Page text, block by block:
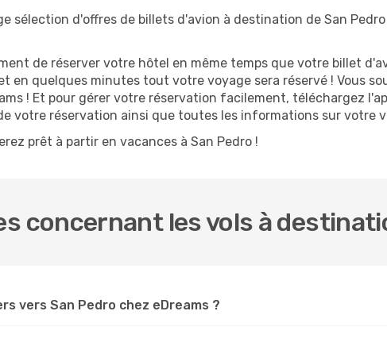
sélection d'offres de billets d'avion à destination de San
de réserver votre hôtel en même temps que votre billet
en quelques minutes tout votre voyage sera réservé ! Vous
! Et pour gérer votre réservation facilement, téléchargez
votre réservation ainsi que toutes les informations sur votre
prêt à partir en vacances à San Pedro !
concernant les vols à
vers San Pedro chez eDreams ?